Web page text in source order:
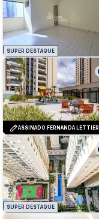
SUPER DESTAQUE
ASSINADO FERNANDA LETTIERI
SUPER DESTAQUE